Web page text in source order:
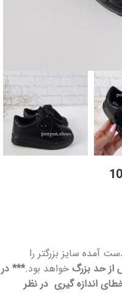
آمده سایز بزرگتر را
از حد بزرگ خواهد بود.*** در
اندازه گیری در نظر